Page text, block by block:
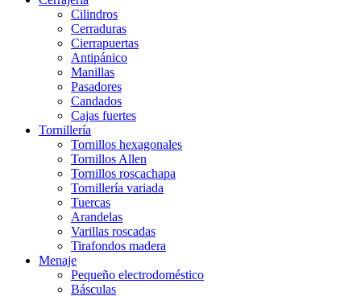
Cilindros
Cerraduras
Cierrapuertas
Antipánico
Manillas
Pasadores
Candados
Cajas fuertes
Tornillería
Tornillos hexagonales
Tornillos Allen
Tornillos roscachapa
Tornillería variada
Tuercas
Arandelas
Varillas roscadas
Tirafondos madera
Menaje
Pequeño electrodoméstico
Básculas